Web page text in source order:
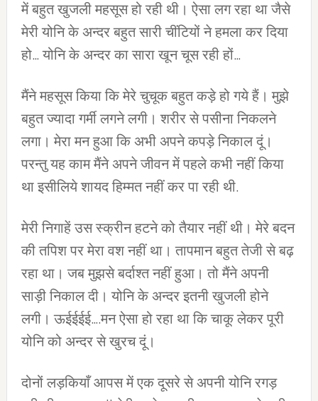
में बहुत खुजली महसूस हो रही थी। ऐसा लग रहा था जैसे
मेरी योनि के अन्‍दर बहुत सारी चींटियों ने हमला कर दिया
हो… योनि के अन्‍दर का सारा खून चूस रही हों…
मैंने महसूस किया कि मेरे चुचूक बहुत कड़े हो गये हैं। मुझे
बहुत ज्‍यादा गर्मी लगने लगी। शरीर से पसीना निकलने
लगा। मेरा मन हुआ कि अभी अपने कपड़े निकाल दूं।
परन्‍तु यह काम मैंने अपने जीवन में पहले कभी नहीं किया
था इसीलिये शायद हिम्‍मत नहीं कर पा रही थी.
मेरी निगाहें उस स्‍क्रीन हटने को तैयार नहीं थी। मेरे बदन
की तपिश पर मेरा वश नहीं था। तापमान बहुत तेजी से बढ़
रहा था। जब मुझसे बर्दाश्‍त नहीं हुआ। तो मैंने अपनी
साड़ी निकाल दी। योनि के अन्‍दर इतनी खुजली होने
लगी। ऊईईईई….मन ऐसा हो रहा था कि चाकू लेकर पूरी
योनि को अन्‍दर से खुरच दूं।
दोनों लड़कियाँ आपस में एक दूसरे से अपनी योनि रगड़